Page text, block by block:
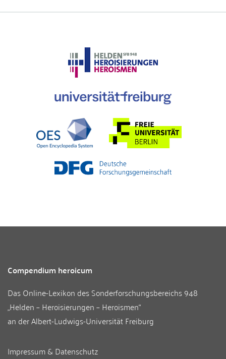
Compendium heroicum
Das Online-Lexikon desSonderforschungsbereichs 948
„Helden – Heroisierungen – Heroismen“
an derAlbert-Ludwigs-Universität Freiburg
Impressum & Datenschutz